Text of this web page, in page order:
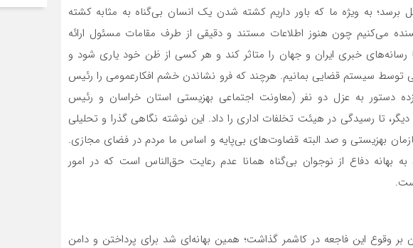
برسد؛ به ویژه ما که باور داریم کشته شدن یک انسان بی‌گناه به مثابه کشته
می‌کنیم چون هنوز اطلاعات مستند و دقیقی از طرف مقامات مسئول ارائه
خبری ایران و جهان را متاثر کند و هر کسی از ظن خود یاری شود و
توسط سیستم قضایی بمانیم. هرچند که فرو نشاندن خشم افکارعمومی را رئیس
دستور به عزل دو نفر (معاونت اجتماعی بهزیستی استان خراسان و رئیس
شهرستان کاشمر) و تعلیق ۵ نفر دیگر، تا رسیدگی در هیئت تخلفات اداری را داد. این نوشته نگاهی گذرا و تحلیلی
بهزیستی و صد البته قضاوت‌های بی‌پایه و اساس ما مردم در فضای مجازی.
به بهانه دفاع از نوجوان بی‌گناه همانا عدم رعایت حق‌الناس است که در امور
بود که روزنامه شرق در ۱۹ آبان بر وقوع این فاجعه در کاشمر گذاشت؛ همین بهانه‌ای شد برای پرداختن و دامن